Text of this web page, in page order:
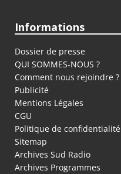
Informations
Dossier de presse
QUI SOMMES-NOUS ?
Comment nous rejoindre ?
Publicité
Mentions Légales
CGU
Politique de confidentialité
Sitemap
Archives Sud Radio
Archives Programmes